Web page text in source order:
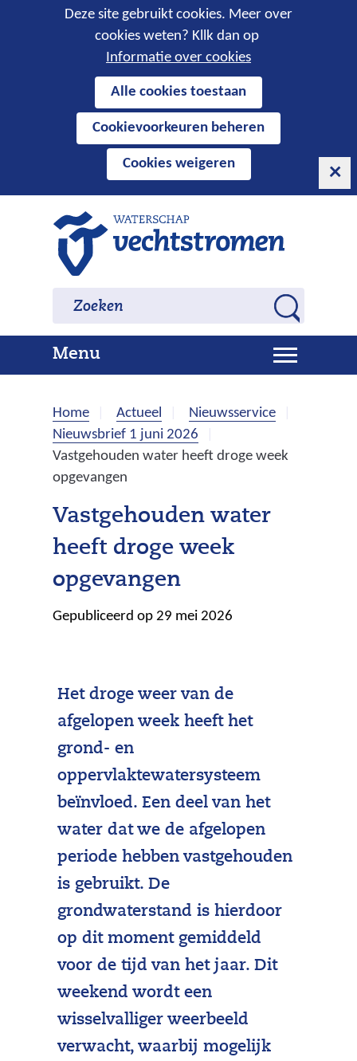
Cookies
toestaan?
Deze site gebruikt cookies. Meer over
cookies weten? Kllk dan op
Informatie over cookies
cookies
deze
website
worden
toegestaan
geweigerd.
Alle cookies toestaan
Cookievoorkeuren beheren
Cookies weigeren
naar
o
e
k
e
n
Zoeken Zoeken
MenuU
i
l
a
p
n
Home Actueel
Nieuwsservice
Nieuwsbrief 1 juni 2026
Vastgehouden water heeft droge week
opgevangen
Vastgehouden water
heeft droge week
opgevangen
Gepubliceerd op 29 mei 2026
Het droge weer van de
afgelopen week heeft het
grond- en
oppervlaktewatersysteem
beïnvloed. Een deel van het
water dat we de afgelopen
periode hebben vastgehouden
is gebruikt. De
grondwaterstand is hierdoor
op dit moment gemiddeld
voor de tijd van het jaar. Dit
weekend wordt een
wisselvalliger weerbeeld
verwacht, waarbij mogelijk